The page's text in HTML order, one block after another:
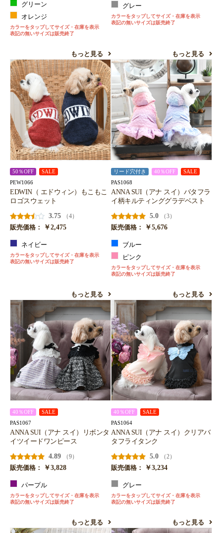
グリーン
オレンジ
カラーをタップしてサイズ・在庫を表示
表記の無いサイズは販売終了
もっと見る
グレー
カラーをタップしてサイズ・在庫を表示
表記の無いサイズは販売終了
もっと見る
50％OFF SALE
PEW1066
EDWIN（ エドウィン）もこもこ
ロゴスウェット
3.75
（4）
販売価格：
￥2,475
ネイビー
カラーをタップしてサイズ・在庫を表示
表記の無いサイズは販売終了
もっと見る
リード穴付き 40％OFF SALE
PAS1068
ANNA SUI（アナ スイ）バタフラ
イ柄キルティンググラデベスト
5.0
（3）
販売価格：
￥5,676
ブルー
ピンク
カラーをタップしてサイズ・在庫を表示
表記の無いサイズは販売終了
もっと見る
40％OFF SALE
PAS1067
ANNA SUI（アナ スイ）リボンタ
イツイードワンピース
4.89
（9）
販売価格：
￥3,828
パープル
カラーをタップしてサイズ・在庫を表示
表記の無いサイズは販売終了
もっと見る
40％OFF SALE
PAS1064
ANNA SUI（アナ スイ）クリアバ
タフライタンク
5.0
（2）
販売価格：
￥3,234
グレー
カラーをタップしてサイズ・在庫を表示
表記の無いサイズは販売終了
もっと見る